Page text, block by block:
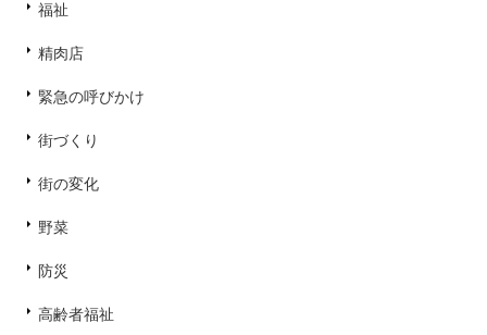
福祉
精肉店
緊急の呼びかけ
街づくり
街の変化
野菜
防災
高齢者福祉